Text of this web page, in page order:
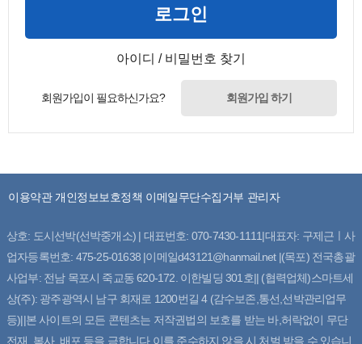
로그인
아이디 / 비밀번호 찾기
회원가입이 필요하신가요? 회원가입 하기
이용약관 개인정보보호정책 이메일무단수집거부 관리자
상호: 도시선박(선박중개소) | 대표번호: 070-7430-1111|대표자: 구제근ㅣ사
업자등록번호: 475-25-01638 |이메일d43121@hanmail.net |(목포) 전국총괄
사업부: 전남 목포시 죽교동 620-172. 이한빌딩 301호|| (협력업체)스마트세
상(주): 광주광역시 남구 회재로 1200번길 4 (감수보존,통선,선박관리업무
등)||본 사이트의 모든 콘텐츠는 저작권법의 보호를 받는 바,허락없이 무단
전재, 복사, 배포 등을 금합니다.이를 준수하지 않을 시 처벌 받을 수 있습니